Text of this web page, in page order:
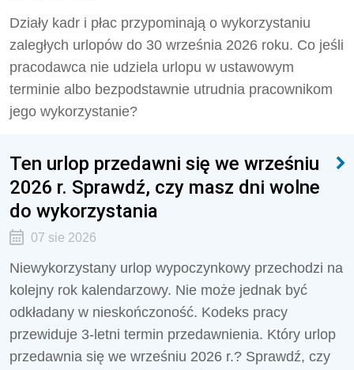
Działy kadr i płac przypominają o wykorzystaniu
zaległych urlopów do 30 września 2026 roku. Co jeśli
pracodawca nie udziela urlopu w ustawowym
terminie albo bezpodstawnie utrudnia pracownikom
jego wykorzystanie?
Ten urlop przedawni się we wrześniu
2026 r. Sprawdź, czy masz dni wolne
do wykorzystania
07 sie 2026
Niewykorzystany urlop wypoczynkowy przechodzi na
kolejny rok kalendarzowy. Nie może jednak być
odkładany w nieskończoność. Kodeks pracy
przewiduje 3-letni termin przedawnienia. Który urlop
przedawnia się we wrześniu 2026 r.? Sprawdź, czy